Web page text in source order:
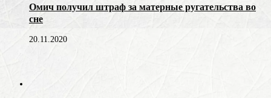
Омич получил штраф за матерные ругательства во
сне
20.11.2020